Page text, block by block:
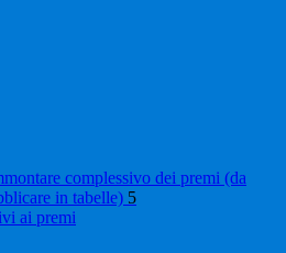
complessivo dei premi (da
in tabelle) 5
ai premi